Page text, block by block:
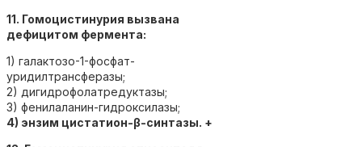
11. Гомоцистинурия вызвана
дефицитом фермента:
1) галактозо-1-фосфат-
уридилтрансферазы;
2) дигидрофолатредуктазы;
3) фенилаланин-гидроксилазы;
4) энзим цистатион-β-синтазы. +